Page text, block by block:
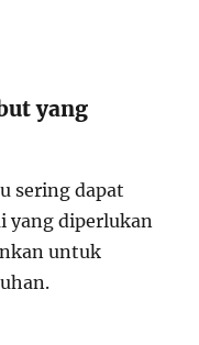
yang
sering dapat
yang diperlukan
untuk